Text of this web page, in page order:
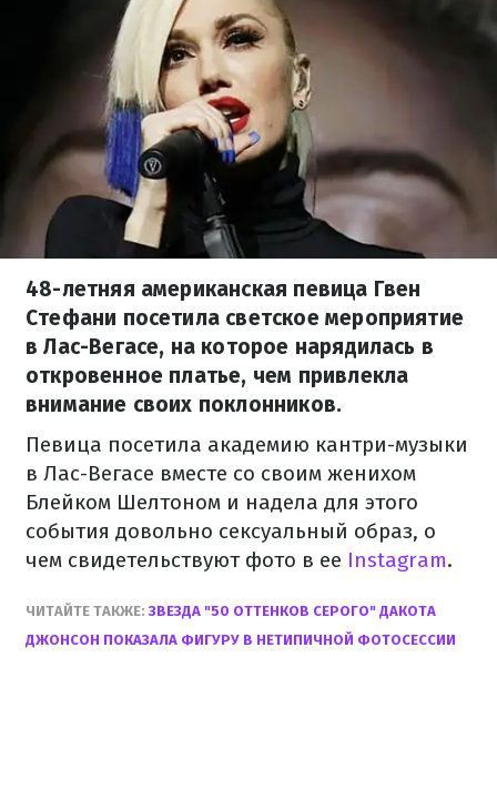
48-летняя американская певица Гвен
Стефани посетила светское мероприятие
в Лас-Вегасе, на которое нарядилась в
откровенное платье, чем привлекла
внимание своих поклонников.
Певица посетила академию кантри-музыки
в Лас-Вегасе вместе со своим женихом
Блейком Шелтоном и надела для этого
события довольно сексуальный образ, о
чем свидетельствуют фото в ее Instagram.
ЧИТАЙТЕ ТАКЖЕ:ЗВЕЗДА "50 ОТТЕНКОВ СЕРОГО" ДАКОТА
ДЖОНСОН ПОКАЗАЛА ФИГУРУ В НЕТИПИЧНОЙ ФОТОСЕССИИ